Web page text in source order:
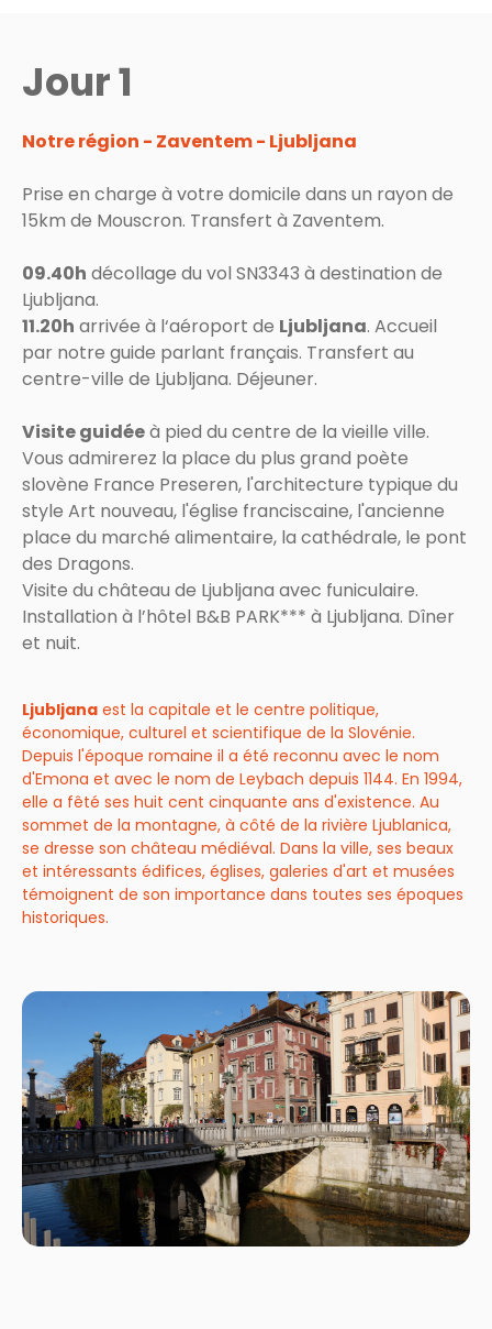
Jour 1
Notre région - Zaventem - Ljubljana
Prise en charge à votre domicile dans un rayon de
15km de Mouscron. Transfert à Zaventem.
09.40h décollage du vol SN3343 à destination de
Ljubljana.
11.20h arrivée à l‘aéroport de Ljubljana. Accueil
par notre guide parlant français. Transfert au
centre-ville de Ljubljana. Déjeuner.
Visite guidéeà pied du centre de la vieille ville.
Vous admirerez la place du plus grand poète
slovène France Preseren, l'architecture typique du
style Art nouveau, l'église franciscaine, l'ancienne
place du marché alimentaire, la cathédrale, le pont
des Dragons.
Visite du château de Ljubljana avec funiculaire.
Installation à l’hôtel B&B PARK*** à Ljubljana. Dîner
et nuit.
Ljubljana est la capitale et le centre politique,
économique, culturel et scientifique de la Slovénie.
Depuis l'époque romaine il a été reconnu avec le nom
d'Emona et avec le nom de Leybach depuis 1144. En 1994,
elle a fêté ses huit cent cinquante ans d'existence. Au
sommet de la montagne, à côté de la rivière Ljublanica,
se dresse son château médiéval. Dans la ville, ses beaux
et intéressants édifices, églises, galeries d'art et musées
témoignent de son importance dans toutes ses époques
historiques.